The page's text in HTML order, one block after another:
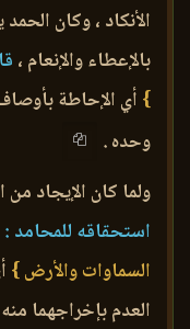
الأنكاد ، وكان
بالإعطاء والإنعام ،
} أي الإحاطة
وحده .
ولما كان الإيجاد
استحقاقه للمحامد :
السماوات والأرض }
العدم بإخراجهما